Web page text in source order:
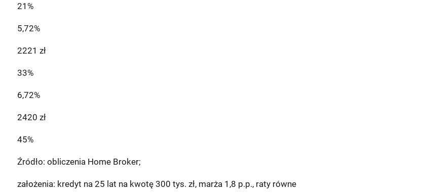
21%
5,72%
2221 zł
33%
6,72%
2420 zł
45%
Źródło: obliczenia Home Broker;
założenia: kredyt na 25 lat na kwotę 300 tys. zł, marża 1,8 p.p., raty równe